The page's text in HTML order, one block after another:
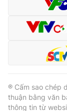
® Cấm sao chép
thuận bằng văn
thông tin từ